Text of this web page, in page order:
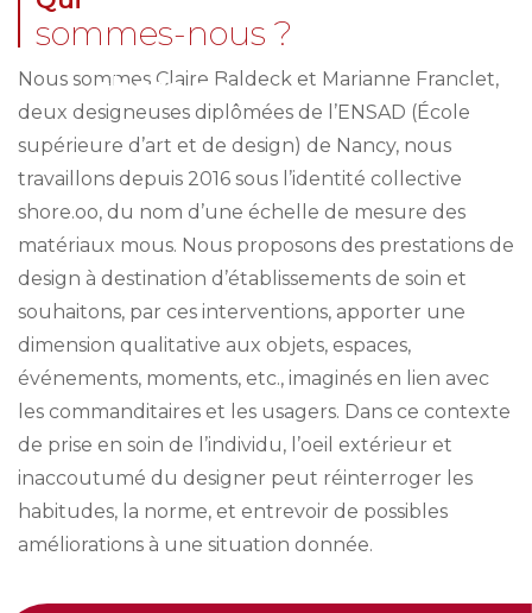
sommes-nous ?
Nous sommes Claire Baldeck et Marianne Franclet,
deux designeuses diplômées de l’ENSAD (École
supérieure d’art et de design) de Nancy, nous
travaillons depuis 2016 sous l’identité collective
shore.oo, du nom d’une échelle de mesure des
matériaux mous. Nous proposons des prestations de
design à destination d’établissements de soin et
souhaitons, par ces interventions, apporter une
dimension qualitative aux objets, espaces,
événements, moments, etc., imaginés en lien avec
les commanditaires et les usagers. Dans ce contexte
de prise en soin de l’individu, l’oeil extérieur et
inaccoutumé du designer peut réinterroger les
habitudes, la norme, et entrevoir de possibles
améliorations à une situation donnée.
shore.oo